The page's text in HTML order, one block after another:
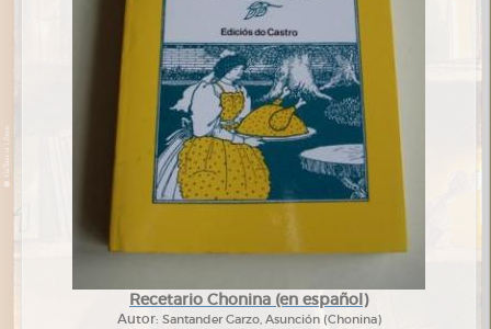
Recetario Chonina (en español)
Autor: Santander Garzo, Asunción (Chonina)